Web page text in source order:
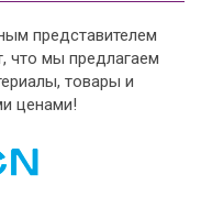
представителем
что мы предлагаем
товары и
ценами!